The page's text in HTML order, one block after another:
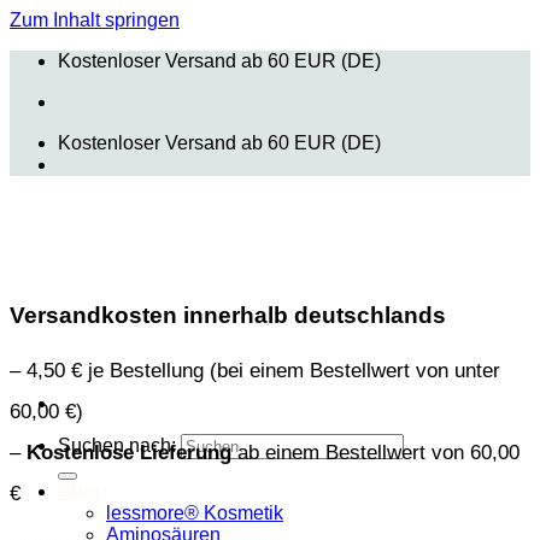
Zum Inhalt springen
Kostenloser Versand ab 60 EUR (DE)
Kostenloser Versand ab 60 EUR (DE)
Suchen nach:
lessmore® Kosmetik
Aminosäuren
Versandkosten innerhalb deutschlands
– 4,50 € je Bestellung (bei einem Bestellwert von unter
60,00 €)
– Kostenlose Lieferungab einem Bestellwert von 60,00
€